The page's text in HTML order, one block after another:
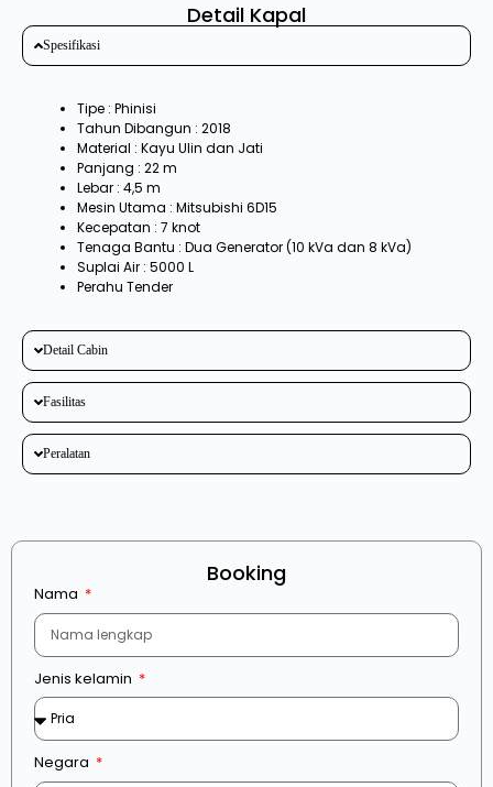
Detail Kapal
Spesifikasi
Tipe : Phinisi
Tahun Dibangun : 2018
Material : Kayu Ulin dan Jati
Panjang : 22 m
Lebar : 4,5 m
Mesin Utama : Mitsubishi 6D15
Kecepatan : 7 knot
Tenaga Bantu : Dua Generator (10 kVa dan 8 kVa)
Suplai Air : 5000 L
Perahu Tender
Detail Cabin
Fasilitas
Peralatan
Booking
Nama
Jenis kelamin
Negara